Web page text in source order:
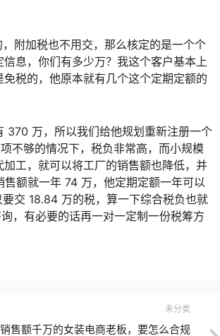
附加税也不用交，那么核定的是一个个
息，你们有多少万？我这个客户基本上
税的，他原本就有几个这个定期定额的
370 万，所以我们给他规划重新注册一个
不够的情况下，税负非常高，而小规模
工，就可以将工厂的销售额也降低，并
额就一年 74 万，他定期定额一年可以
交 18.84 万的税，算一下综合税负也就
，有必要的话再一对一定制一份税筹方
未分类
售额千万的女装电商老板，要怎么合规